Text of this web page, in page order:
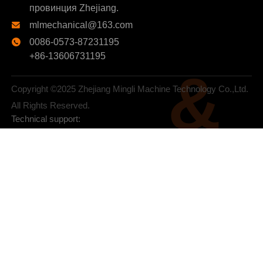
провинция Zhejiang.
 mlmechanical@163.com

0086-0573-87231195
+86-13606731195
Copyright ©2025 Zhejiang Mingli Machine Technology Co.,Ltd.
All Rights Reserved.
Technical support:
&